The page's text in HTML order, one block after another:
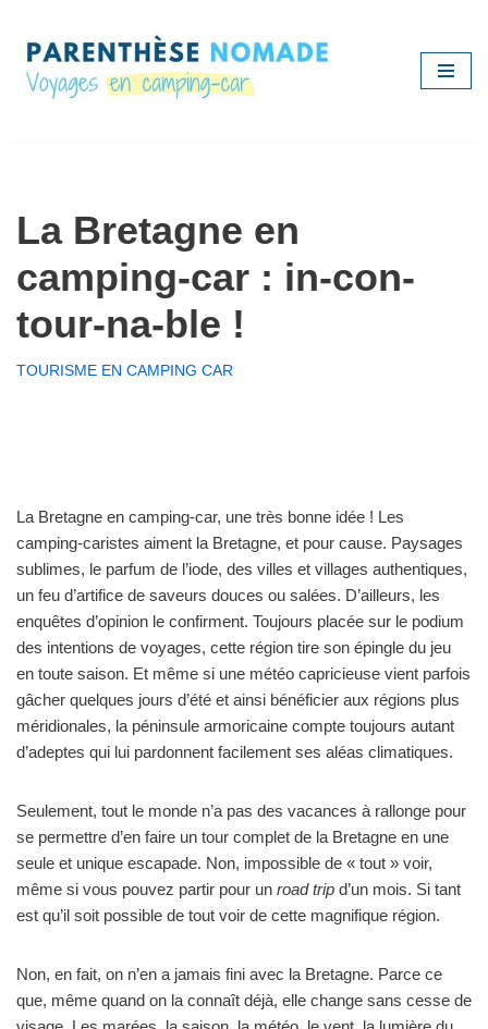
Aller
au
La Bretagne en
camping-car : in-con-
tour-na-ble !
TOURISME EN CAMPING CAR
La Bretagne en camping-car, une très bonne idée ! Les
camping-caristes aiment la Bretagne, et pour cause. Paysages
sublimes, le parfum de l’iode, des villes et villages authentiques,
un feu d’artifice de saveurs douces ou salées. D’ailleurs, les
enquêtes d’opinion le confirment. Toujours placée sur le podium
des intentions de voyages, cette région tire son épingle du jeu
en toute saison. Et même si une météo capricieuse vient parfois
gâcher quelques jours d’été et ainsi bénéficier aux régions plus
méridionales, la péninsule armoricaine compte toujours autant
d’adeptes qui lui pardonnent facilement ses aléas climatiques.
Seulement, tout le monde n’a pas des vacances à rallonge pour
se permettre d’en faire un tour complet de la Bretagne en une
seule et unique escapade. Non, impossible de « tout » voir,
même si vous pouvez partir pour un road trip d’un mois. Si tant
est qu’il soit possible de tout voir de cette magnifique région.
Non, en fait, on n’en a jamais fini avec la Bretagne. Parce ce
que, même quand on la connaît déjà, elle change sans cesse de